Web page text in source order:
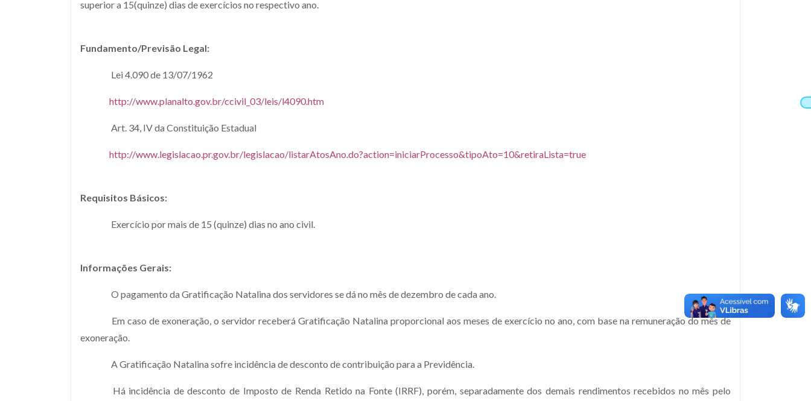
superior a 15(quinze) dias de exercícios no respectivo ano.
Fundamento/Previsão Legal:
Lei 4.090 de 13/07/1962
http://www.planalto.gov.br/ccivil_03/leis/l4090.htm
Art. 34, IV da Constituição Estadual
http://www.legislacao.pr.gov.br/legislacao/listarAtosAno.do?action=iniciarProcesso&tipoAto=10&retiraLista=true
Requisitos Básicos:
Exercício por mais de 15 (quinze) dias no ano civil.
Informações Gerais:
O pagamento da Gratificação Natalina dos servidores se dá no mês de dezembro de cada ano.
Em caso de exoneração, o servidor receberá Gratificação Natalina proporcional aos meses de exercício no ano, com base na remuneração do mês de
exoneração.
A Gratificação Natalina sofre incidência de desconto de contribuição para a Previdência.
Há incidência de desconto de Imposto de Renda Retido na Fonte (IRRF), porém, separadamente dos demais rendimentos recebidos no mês pelo